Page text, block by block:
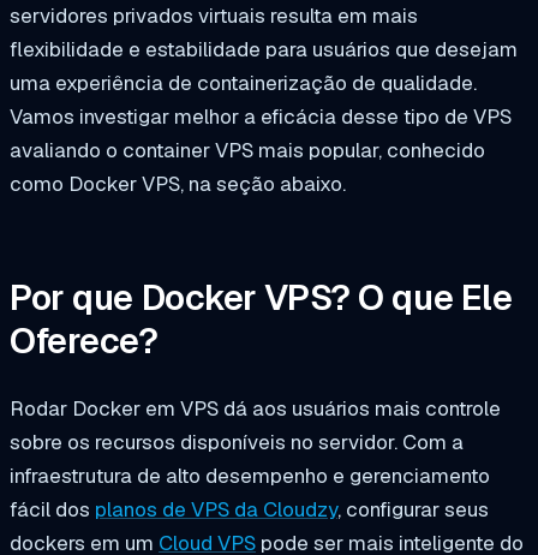
servidores privados virtuais resulta em mais
flexibilidade e estabilidade para usuários que desejam
uma experiência de containerização de qualidade.
Vamos investigar melhor a eficácia desse tipo de VPS
avaliando o container VPS mais popular, conhecido
como Docker VPS, na seção abaixo.
Por que Docker VPS? O que Ele
Oferece?
Rodar Docker em VPS dá aos usuários mais controle
sobre os recursos disponíveis no servidor. Com a
infraestrutura de alto desempenho e gerenciamento
fácil dos planos de VPS da Cloudzy, configurar seus
dockers em um Cloud VPS pode ser mais inteligente do